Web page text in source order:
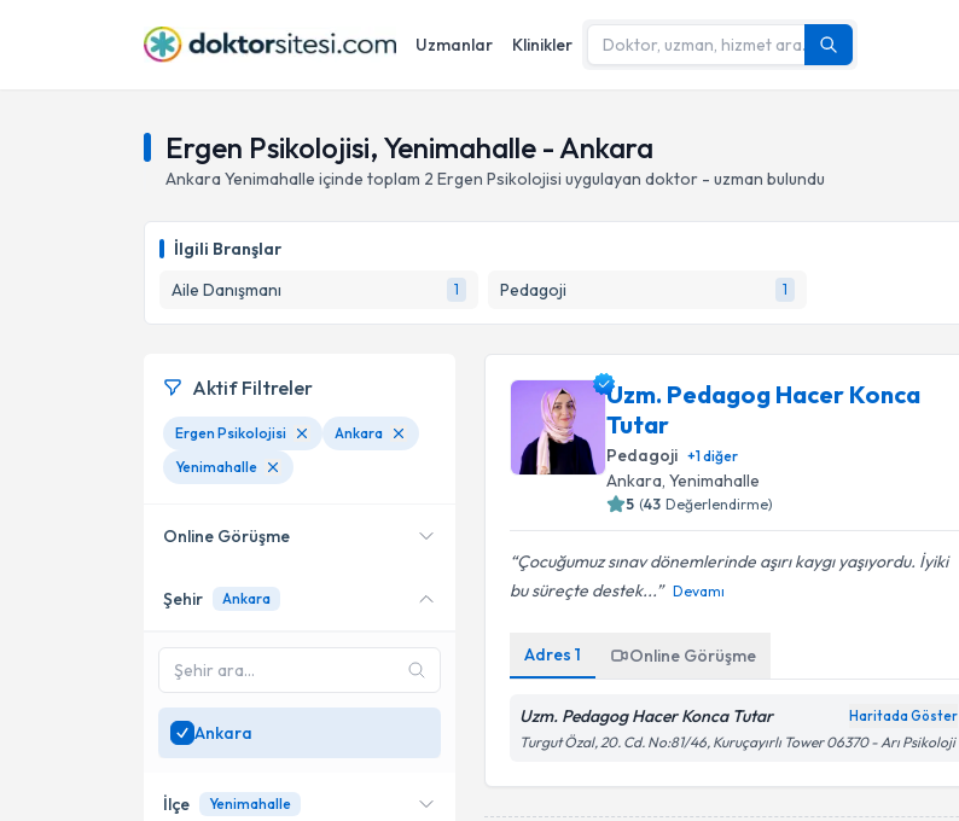
Uzmanlar Klinikler
Ergen Psikolojisi, Yenimahalle - Ankara
Ankara Yenimahalle içinde toplam 2 Ergen Psikolojisi uygulayan doktor - uzman bulundu
İlgili Branşlar
Aile Danışmanı
1 Pedagoji 1
Uzm. Pedagog Hacer Konca
Tutar
Pedagoji +1diğer
Ankara, Yenimahalle
5 (43 Değerlendirme)
Çocuğumuz sınav dönemlerinde aşırı kaygı yaşıyordu. İyiki
bu süreçte destek...
Devamı
Adres1 Online Görüşme
Uzm. Pedagog Hacer Konca Tutar Haritada Göster
Turgut Özal, 20. Cd. No:81/46, Kuruçayırlı Tower 06370 - Arı Psikoloji
Aktif Filtreler
Ergen Psikolojisi
Ankara
Yenimahalle
Online Görüşme
Online danışmanlık sunan
SadeceAnkara
uzman ara
Şehir Ankara
Ankara
İlçe Yenimahalle